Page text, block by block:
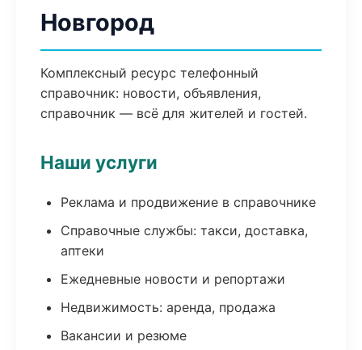
Новгород
Комплексный ресурс телефонный
справочник: новости, объявления,
справочник — всё для жителей и гостей.
Наши услуги
Реклама и продвижение в справочнике
Справочные службы: такси, доставка,
аптеки
Ежедневные новости и репортажи
Недвижимость: аренда, продажа
Вакансии и резюме